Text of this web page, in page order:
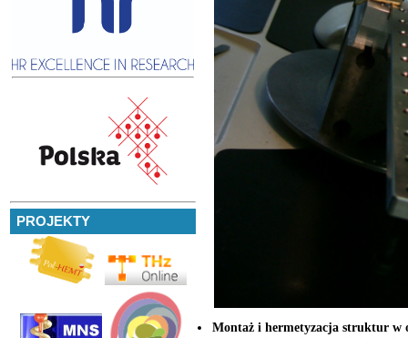
PROJEKTY
Montaż i hermetyzacja struktur w